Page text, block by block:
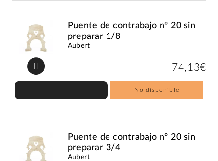
Puente de contrabajo nº 20 sin
preparar 1/8
Aubert
74,13€
No disponible
Puente de contrabajo nº 20 sin
preparar 3/4
Aubert